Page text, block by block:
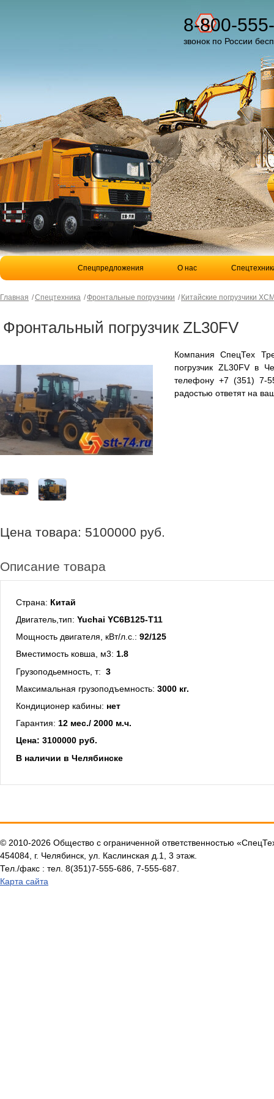
8-800-
звонок по России
Спецпредложения О нас
Главная Спецтехника Фронтальные погрузчики Китайские погрузчики
Фронтальный погрузчик ZL30FV
Компания СпецТех
погрузчик ZL30FV в
телефону +7 (351) 7-
радостью ответят на
Цена товара: 5100000 руб.
Описание товара
Cтрана: Китай
Двигатель,тип: Yuchai YC6B125-T11
Мощность двигателя, кВт/л.с.: 92/125
Вместимость ковша, м3: 1.8
Грузоподьемность, т: 3
Максимальная грузоподъемность: 3000 кг.
Кондиционер кабины: нет
Гарантия: 12 мес./ 2000 м.ч.
Цена: 3100000 руб.
В наличии в Челябинске
© 2010-2026 Общество с ограниченной ответственностью
454084, г. Челябинск, ул. Каслинская д.1, 3 этаж.
Тел./факс : тел. 8(351)7-555-686, 7-555-687.
Карта сайта